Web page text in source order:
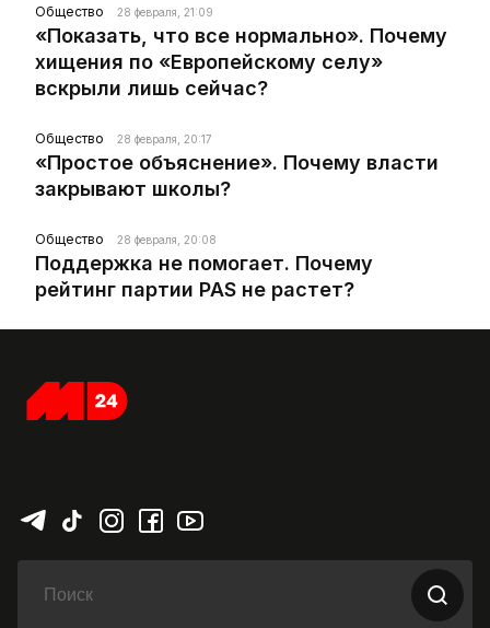
Общество 28 февраля, 21:09
«Показать, что все нормально». Почему
хищения по «Европейскому селу»
вскрыли лишь сейчас?
Общество 28 февраля, 20:17
«Простое объяснение». Почему власти
закрывают школы?
Общество 28 февраля, 20:08
Поддержка не помогает. Почему
рейтинг партии PAS не растет?